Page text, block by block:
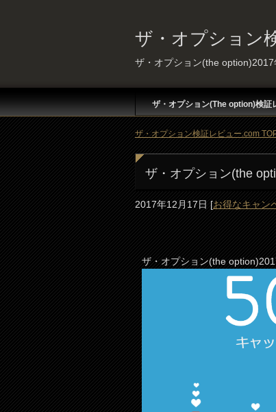
ザ・オプション
ザ・オプション(the
ザ・オプション(The option)検証
ザ・オプション検証レビュー.com
ザ・オプション(the
2017年12月17日[お得なキャン
ザ・オプション(the